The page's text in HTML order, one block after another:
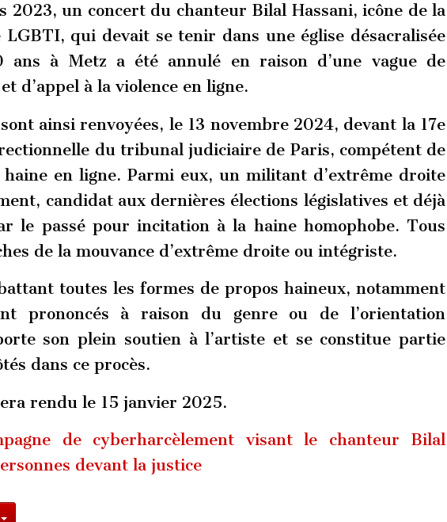
2023, un concert du chanteur Bilal Hassani, icône de la
LGBTI, qui devait se tenir dans une église désacralisée
ans à Metz a été annulé en raison d’une vague de
d’appel à la violence en ligne.
ainsi renvoyées, le 13 novembre 2024, devant la 17e
du tribunal judiciaire de Paris, compétent de
en ligne. Parmi eux, un militant d’extrême droite
candidat aux dernières élections législatives et déjà
le passé pour incitation à la haine homophobe. Tous
de la mouvance d’extrême droite ou intégriste.
toutes les formes de propos haineux, notamment
prononcés à raison du genre ou de l’orientation
son plein soutien à l’artiste et se constitue partie
dans ce procès.
rendu le 15 janvier 2025.
de cyberharcèlement visant le chanteur Bilal
devant la justice